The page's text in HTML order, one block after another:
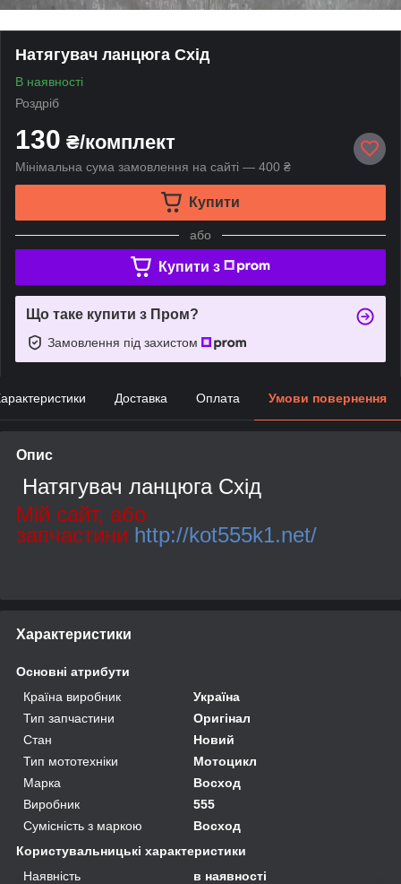
Натягувач ланцюга Схід
В наявності
Роздріб
130 ₴/комплект
Мінімальна сума замовлення на сайті — 400 ₴
Купити
або
Купити з
Що таке купити з Пром?
Замовлення під захистом
Доставка Оплата Умови повернення
Опис
Натягувач ланцюга Схід
Мій сайт, або
запчастини http://kot555k1.net/
Характеристики
Основні атрибути
Країна виробник
Україна
Тип запчастини
Оригінал
Стан
Новий
Тип мототехніки
Мотоцикл
Марка
Восход
Виробник
555
Сумісність з маркою
Восход
Користувальницькі характеристики
Наявність
в наявності